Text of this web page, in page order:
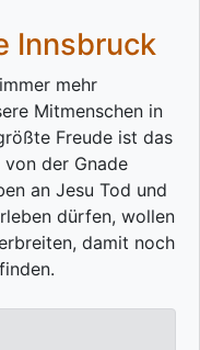
Innsbruck
mehr
Mitmenschen in
Freude ist das
der Gnade
an Jesu Tod und
dürfen, wollen
damit noch